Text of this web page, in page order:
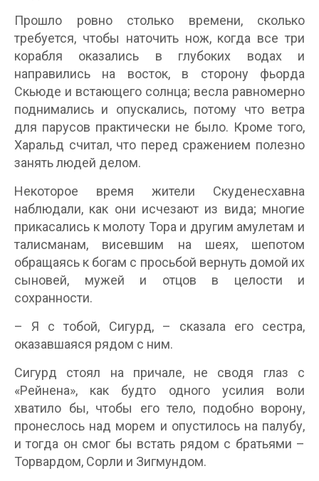
Прошло ровно столько времени, сколько
требуется, чтобы наточить нож, когда все три
корабля оказались в глубоких водах и
направились на восток, в сторону фьорда
Скьюде и встающего солнца; весла равномерно
поднимались и опускались, потому что ветра
для парусов практически не было. Кроме того,
Харальд считал, что перед сражением полезно
занять людей делом.
Некоторое время жители Скуденесхавна
наблюдали, как они исчезают из вида; многие
прикасались к молоту Тора и другим амулетам и
талисманам, висевшим на шеях, шепотом
обращаясь к богам с просьбой вернуть домой их
сыновей, мужей и отцов в целости и
сохранности.
– Я с тобой, Сигурд, – сказала его сестра,
оказавшаяся рядом с ним.
Сигурд стоял на причале, не сводя глаз с
«Рейнена», как будто одного усилия воли
хватило бы, чтобы его тело, подобно ворону,
пронеслось над морем и опустилось на палубу,
и тогда он смог бы встать рядом с братьями –
Торвардом, Сорли и Зигмундом.